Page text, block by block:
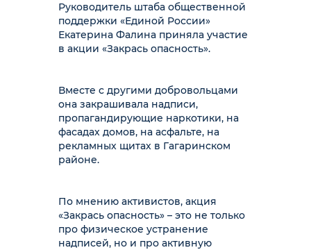
Руководитель штаба общественной
поддержки «Единой России»
Екатерина Фалина приняла участие
в акции «Закрась опасность».
Вместе с другими добровольцами
она закрашивала надписи,
пропагандирующие наркотики, на
фасадах домов, на асфальте, на
рекламных щитах в Гагаринском
районе.
По мнению активистов, акция
«Закрась опасность» – это не только
про физическое устранение
надписей, но и про активную